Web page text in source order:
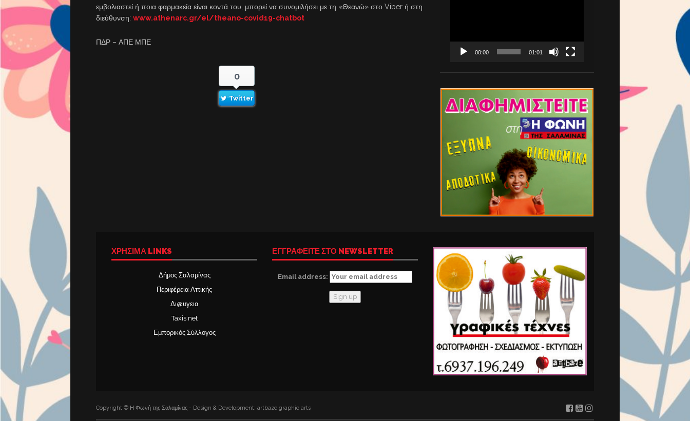
εμβολιαστεί ή ποια φαρμακεία είναι κοντά του, μπορεί να συνομιλήσει με τη «Θεανώ» στο Viber ή στη
διεύθυνση: www.athenarc.gr/el/theano-covid19-chatbot
ΠΔΡ – ΑΠΕ ΜΠΕ
0
Twitter
00:00 01:01
ΧΡΉΣΙΜΑ LINKS
Δήμος Σαλαμίνας
Περιφέρεια Αττικής
Δι@υγεια
Taxis net
Εμπορικός Σύλλογος
ΕΓΓΡΑΦΕΙΤΕ ΣΤΟ NEWSLETTER
Email address:
Copyright © Η Φωνή της Σαλαμίνας - Design & Development: artbaze graphic arts